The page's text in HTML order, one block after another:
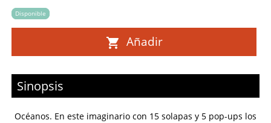
Disponible
Añadir
Sinopsis
Océanos. En este imaginario con 15 solapas y 5 pop-ups los